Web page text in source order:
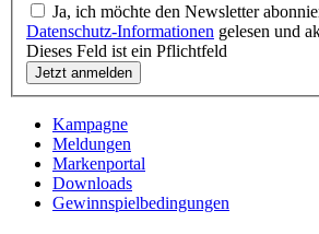
Datenschutz-Informationen gelesen und
Dieses Feld ist ein Pflichtfeld
Kampagne
Meldungen
Markenportal
Downloads
Gewinnspielbedingungen